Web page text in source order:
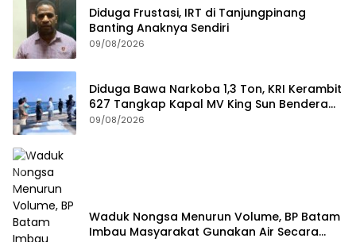
Diduga Frustasi, IRT di Tanjungpinang
Banting Anaknya Sendiri
09/08/2026
Diduga Bawa Narkoba 1,3 Ton, KRI Kerambit
627 Tangkap Kapal MV King Sun Bendera
Tanzania
09/08/2026
Waduk Nongsa Menurun Volume, BP Batam
Imbau Masyarakat Gunakan Air Secara